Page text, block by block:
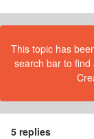
This topic has
search bar to find
5 replies